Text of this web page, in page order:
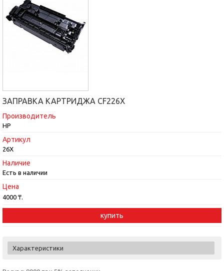
ЗАПРАВКА КАРТРИДЖА CF226X
Производитель
HP
Артикул
26X
Наличие
Есть в наличии
Цена
4000 ₸.
купить
Характеристики